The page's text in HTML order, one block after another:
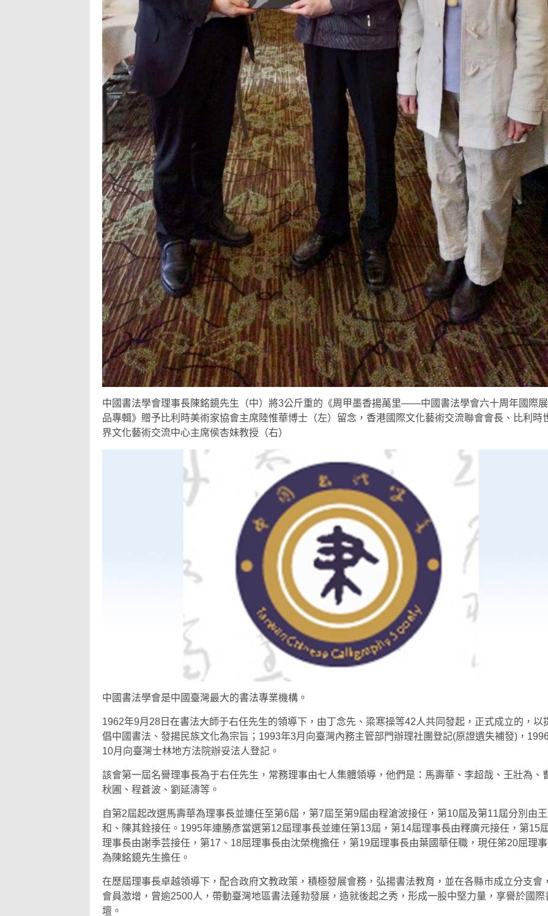
中國書法學會理事長陳銘鏡先生（中）將3公斤重的《周甲墨香揚萬里——中國書法學會六十周年國際
品專輯》贈予比利時美術家協會主席陸惟華博士（左）留念，香港國際文化藝術交流聯會會長、比利時
界文化藝術交流中心主席侯杏妹教授（右）
中國書法學會是中國臺灣最大的書法專業機構。
1962年9月28日在書法大師于右任先生的領導下，由丁念先、梁寒操等42人共同發起，正式成立的，以
倡中國書法、發揚民族文化為宗旨；1993年3月向臺灣內務主管部門辦理社團登記(原證遺失補發)，
10月向臺灣士林地方法院辦妥法人登記。
該會第一屆名譽理事長為于右任先生，常務理事由七人集體領導，他們是：馬壽華、李超哉、王壯為、
秋圃、程蒼波、劉延濤等。
自第2屆起改選馬壽華為理事長並連任至第6屆，第7屆至第9屆由程滄波接任，第10屆及第11屆分別由
和、陳其銓接任。1995年連勝彥當選第12屆理事長並連任第13屆，第14屆理事長由釋廣元接任，第15
理事長由謝季芸接任，第17、18屈理事長由沈榮槐擔任，第19屆理事長由葉國華任職，現任笫20屈理
為陳銘鏡先生擔任。
在歷屆理事長卓越領導下，配合政府文教政策，積極發展會務，弘揚書法教育，並在各縣市成立分支會
會員激增，曾逾2500人，帶動臺灣地區書法蓬勃發展，造就後起之秀，形成一股中堅力量，享譽於國際
壇。